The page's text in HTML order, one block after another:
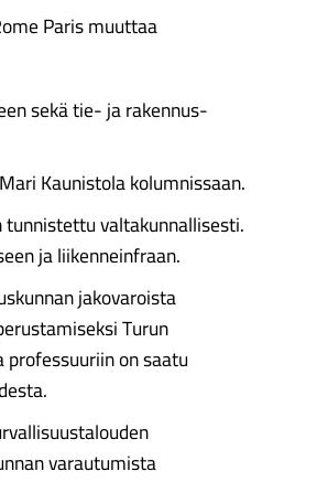
Paris muuttaa
sekä tie- ja rakennus­
Kaunistola kolumnissaan.
valtakunnallisesti.
ja liikenneinfraan.
jakovaroista
Turun
on saatu
varautumista